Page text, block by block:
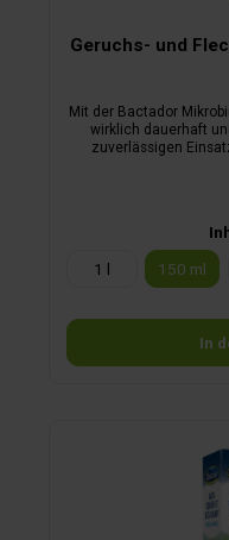
Geruchs- und
Mit der Bactador
wirklich dauerhaft
zuverlässigen
Reinigernangenehmer
1 l
150 ml
In